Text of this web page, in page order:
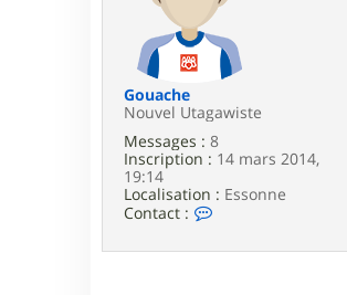
P
y
r
a
t
i
n
Gouache
Nouvel Utagawiste
Messages : 8
Inscription : 14 mars 2014,
19:14
Localisation : Essonne
Contact :